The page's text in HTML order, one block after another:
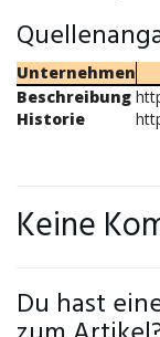
Unternehmen
Beschreibung
Historie
Keine
Du hast